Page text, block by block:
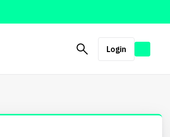
Login